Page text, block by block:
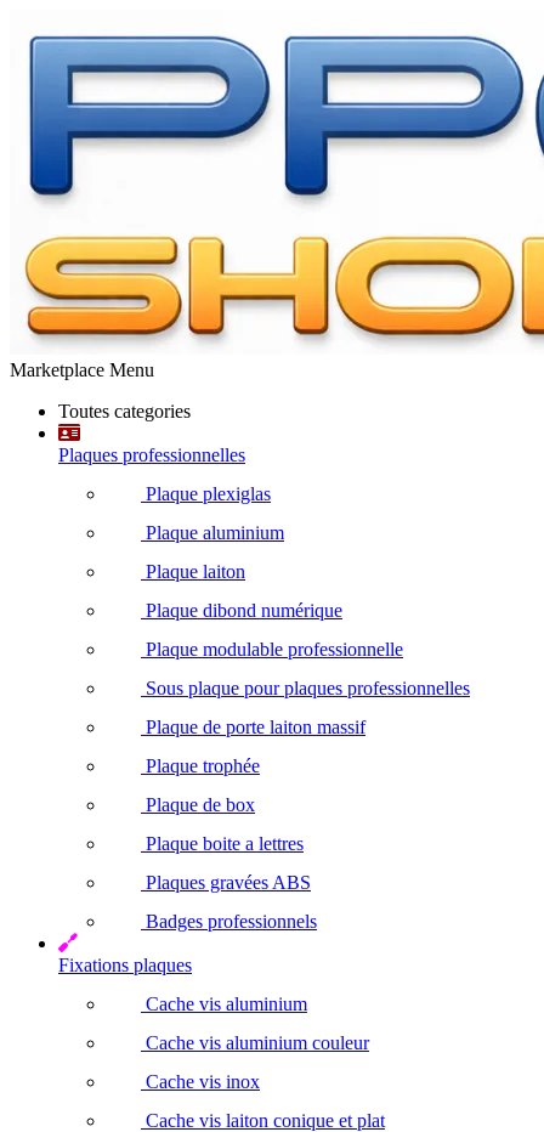
Marketplace Menu
Toutes categories
Plaques professionnelles
Plaque plexiglas
Plaque aluminium
Plaque laiton
Plaque dibond numérique
Plaque modulable professionnelle
Sous plaque pour plaques professionnelles
Plaque de porte laiton massif
Plaque trophée
Plaque de box
Plaque boite a lettres
Plaques gravées ABS
Badges professionnels
Fixations plaques
Cache vis aluminium
Cache vis aluminium couleur
Cache vis inox
Cache vis laiton conique et plat